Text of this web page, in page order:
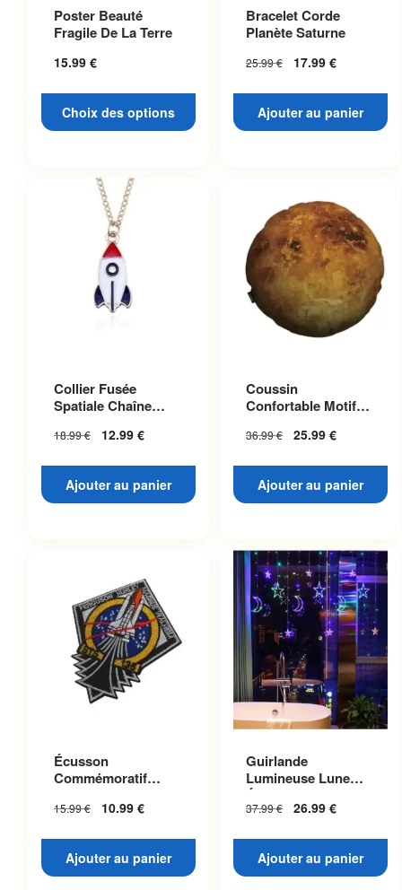
Poster Beauté
Fragile De La Terre
15.99 €
Choix des options
variations. Les options
peuvent être choisies sur la
page du produit
Bracelet Corde
Planète Saturne
25.99€ 17.99 €
Ajouter au panier
Collier Fusée
Spatiale Chaîne
18.99€ 12.99 €
Ajouter au panier
Coussin
Confortable Motif
36.99€ 25.99 €
Ajouter au panier
Écusson
Commémoratif
15.99€ 10.99 €
Ajouter au panier
Guirlande
Lumineuse Lune
Étoilée
37.99€ 26.99 €
Ajouter au panier